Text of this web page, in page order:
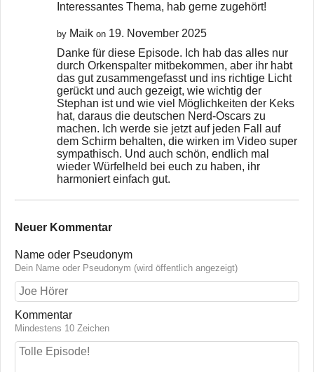
Interessantes Thema, hab gerne zugehört!
by Maik on 19. November 2025
Danke für diese Episode. Ich hab das alles nur
durch Orkenspalter mitbekommen, aber ihr habt
das gut zusammengefasst und ins richtige Licht
gerückt und auch gezeigt, wie wichtig der
Stephan ist und wie viel Möglichkeiten der Keks
hat, daraus die deutschen Nerd-Oscars zu
machen. Ich werde sie jetzt auf jeden Fall auf
dem Schirm behalten, die wirken im Video super
sympathisch. Und auch schön, endlich mal
wieder Würfelheld bei euch zu haben, ihr
harmoniert einfach gut.
Neuer Kommentar
Name oder Pseudonym
Dein Name oder Pseudonym (wird öffentlich angezeigt)
Kommentar
Mindestens 10 Zeichen